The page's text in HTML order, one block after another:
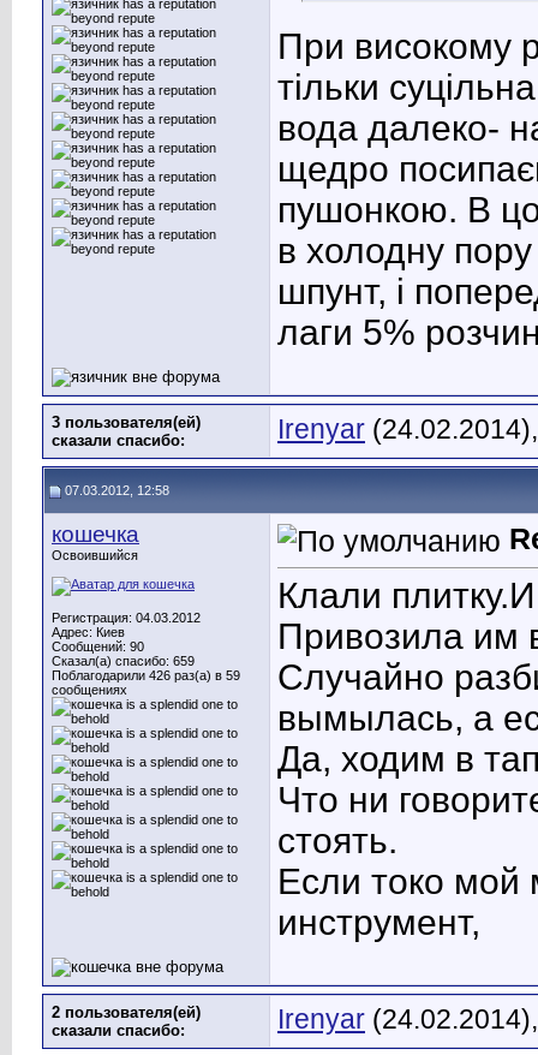
При високому
тільки
вода далеко-
щедро
пушонкою. В
в холодну
шпунт, і
лаги 5%
3 пользователя(ей)
сказали cпасибо:
Irenyar
07.03.2012, 12:58
кошечка
Освоившийся
Регистрация: 04.03.2012
Адрес: Киев
Сообщений: 90
Сказал(а) спасибо: 659
Поблагодарили 426 раз(а) в 59
сообщениях
Клали
Привозила им
Случайно
вымылась, а
Да, ходим в
Что ни
стоять.
Если токо мой
инструмент,
2 пользователя(ей)
сказали cпасибо:
Irenyar